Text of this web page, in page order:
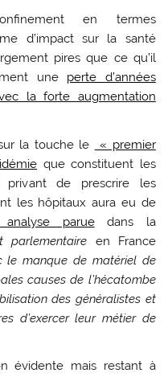
en termes
d’impact sur la santé
pires que ce qu’il
une perte d’années
la forte augmentation
la touche le
« premier
que constituent les
privant de prescrire les
les hôpitaux aura eu de
paruedans la
parlementaire en France
le manque de matériel de
causes de l’hécatombe
des généralistes et
d’exercer leur métier de
évidente mais restant à